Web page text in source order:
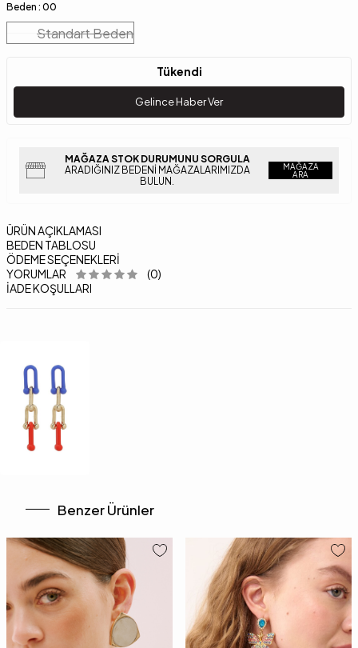
Beden : 00
Standart Beden
Tükendi
Gelince Haber Ver
MAĞAZA STOK DURUMUNU SORGULA
ARADIĞINIZ BEDENI MAĞAZALARIMIZDA
BULUN.
MAĞAZA
ARA
ÜRÜN AÇIKLAMASI
BEDEN TABLOSU
ÖDEME SEÇENEKLERI
YORUMLAR
(0)
İADE KOŞULLARI
Benzer Ürünler